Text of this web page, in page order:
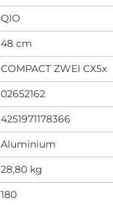
QIO
48 cm
COMPACT ZWEI CX5x
02652162
4251971178366
Aluminium
28,80 kg
180